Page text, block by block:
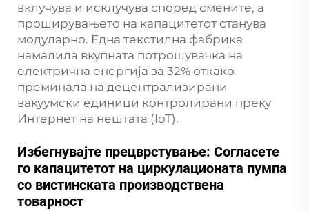
вклучува и исклучува според смените, а
проширувањето на капацитетот станува
модуларно. Една текстилна фабрика
намалила вкупната потрошувачка на
електрична енергија за 32% откако
преминала на децентрализирани
вакуумски единици контролирани преку
Интернет на нештата (IoT).
Избегнувајте прецврстување: Согласете
го капацитетот на циркулационата пумпа
со вистинската производствена
товарност